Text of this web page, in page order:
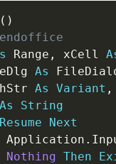
( )
Range , xCell
As
As Variant ,
As
String
Resume
Next
Application .
Nothing Then